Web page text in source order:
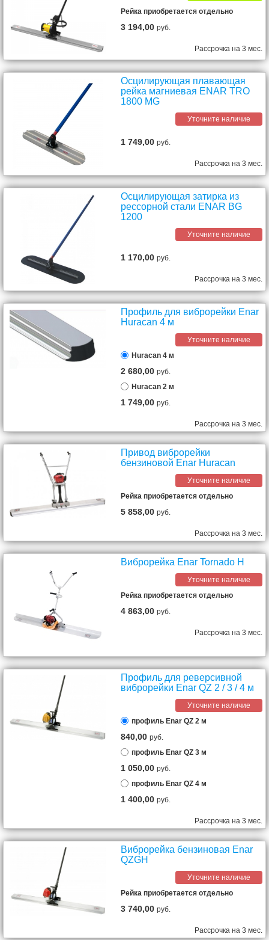
Рейка приобретается отдельно
3 194,00руб.
Рассрочка на 3 мес.
Осцилирующая плавающая
рейка магниевая ENAR TRO
1800 MG
Уточните наличие
1 749,00руб.
Рассрочка на 3 мес.
Осцилирующая затирка из
рессорной стали ENAR BG
1200
Уточните наличие
1 170,00руб.
Рассрочка на 3 мес.
Профиль для виброрейки Enar
Huracan 4 м
Уточните наличие
Huracan 4 м
2 680,00руб.
Huracan 2 м
1 749,00руб.
Рассрочка на 3 мес.
Привод виброрейки
бензиновой Enar Huracan
Уточните наличие
Рейка приобретается отдельно
5 858,00руб.
Рассрочка на 3 мес.
Виброрейка Enar Tornado Н
Уточните наличие
Рейка приобретается отдельно
4 863,00руб.
Рассрочка на 3 мес.
Профиль для реверсивной
виброрейки Enar QZ 2 / 3 / 4 м
Уточните наличие
профиль Enar QZ 2 м
840,00руб.
профиль Enar QZ 3 м
1 050,00руб.
профиль Enar QZ 4 м
1 400,00руб.
Рассрочка на 3 мес.
Виброрейка бензиновая Enar
QZGH
Уточните наличие
Рейка приобретается отдельно
3 740,00руб.
Рассрочка на 3 мес.